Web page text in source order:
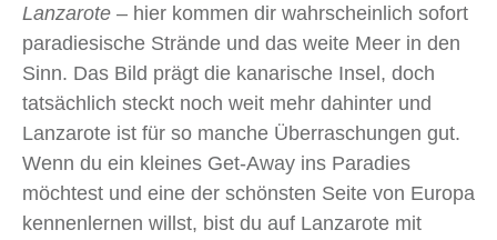
Lanzarote – hier kommen dir wahrscheinlich sofort
paradiesische Strände und das weite Meer in den
Sinn. Das Bild prägt die kanarische Insel, doch
tatsächlich steckt noch weit mehr dahinter und
Lanzarote ist für so manche Überraschungen gut.
Wenn du ein kleines Get-Away ins Paradies
möchtest und eine der schönsten Seite von Europa
kennenlernen willst, bist du auf Lanzarote mit